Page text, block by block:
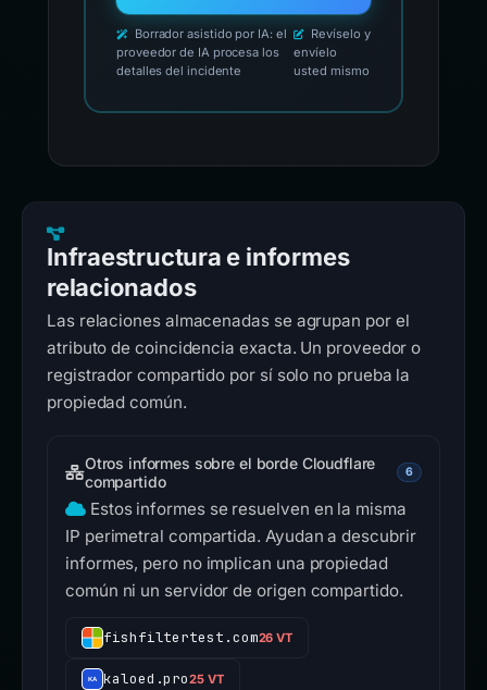
Borrador asistido por IA: el
proveedor de IA procesa los
detalles del incidente
Revíselo y
envíelo
usted mismo
Infraestructura e informes
relacionados
Las relaciones almacenadas se agrupan por el
atributo de coincidencia exacta. Un proveedor o
registrador compartido por sí solo no prueba la
propiedad común.
Otros informes sobre el borde Cloudflare
compartido
6
Estos informes se resuelven en la misma
IP perimetral compartida. Ayudan a descubrir
informes, pero no implican una propiedad
común ni un servidor de origen compartido.
fishfiltertest.com26 VT
kaloed.pro25 VT